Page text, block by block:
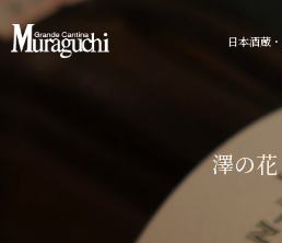
日本酒蔵
澤の花